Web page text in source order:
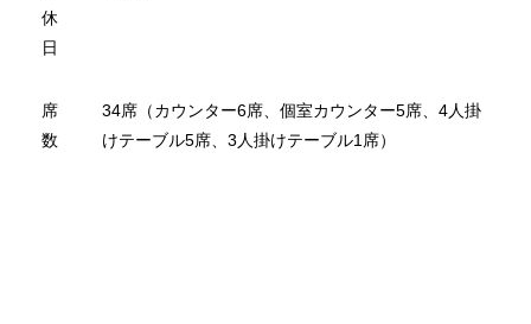
休
日
席
数
34席（カウンター6席、個室カウンター5席、4人掛
けテーブル5席、3人掛けテーブル1席）